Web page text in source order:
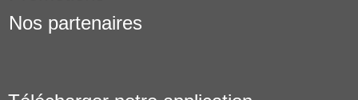
Nos partenaires